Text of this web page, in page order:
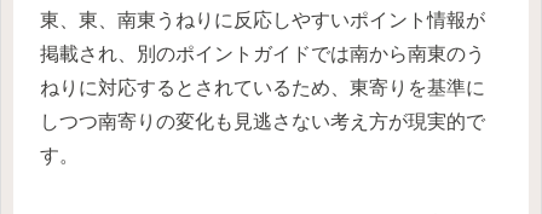
東、東、南東うねりに反応しやすいポイント情報が
掲載され、別のポイントガイドでは南から南東のう
ねりに対応するとされているため、東寄りを基準に
しつつ南寄りの変化も見逃さない考え方が現実的で
す。